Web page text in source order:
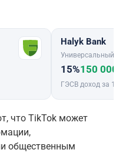
Halyk Bank
Универсальный
15%
ГЭСВ
150
доход за
что TikTok может
общественным